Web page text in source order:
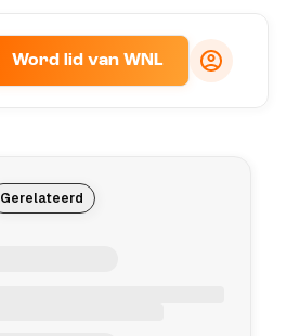
Word lid van WNL
Gerelateerd